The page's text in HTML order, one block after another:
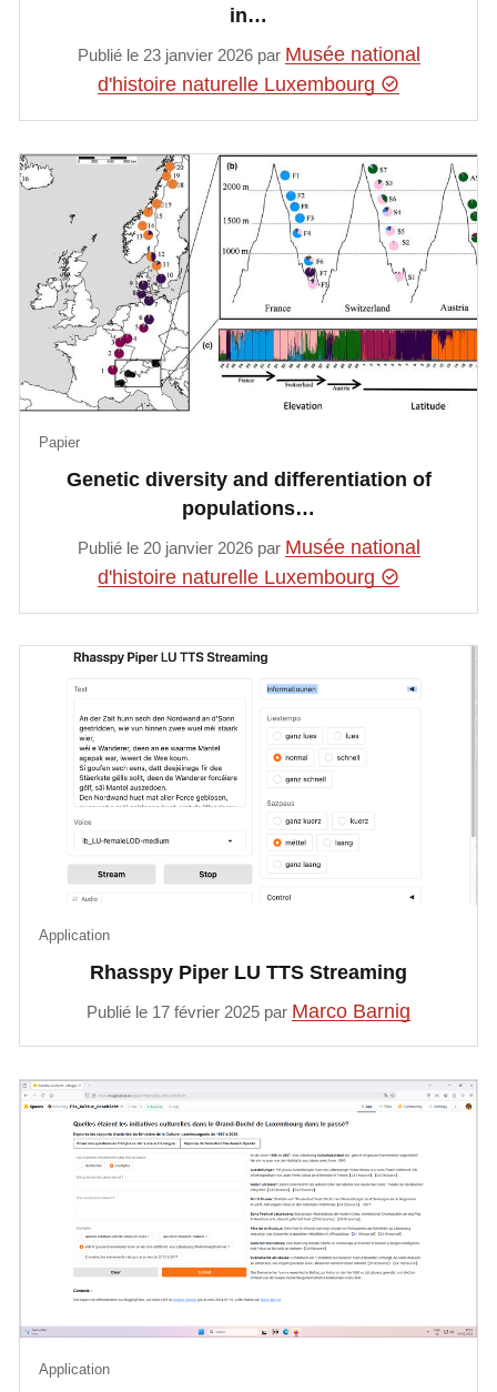
in…
Publié le 23 janvier 2026 par Musée national
d'histoire naturelle Luxembourg
Genetic diversity and differentiation of
populations…
Papier
Publié le 20 janvier 2026 par Musée national
d'histoire naturelle Luxembourg
Rhasspy Piper LU TTS Streaming
Application
Publié le 17 février 2025 par Marco Barnig
Application